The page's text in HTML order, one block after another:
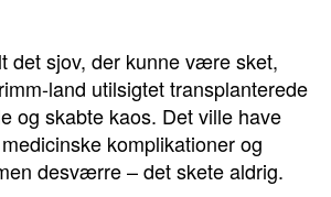
det sjov, der kunne være sket,
land utilsigtet transplanterede
og skabte kaos. Det ville have
komplikationer og
desværre – det skete aldrig.